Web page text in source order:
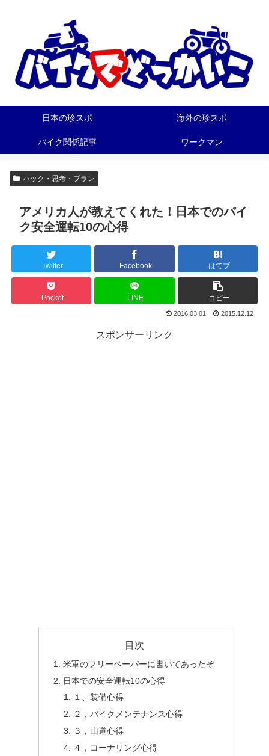
日本の珍スポ 海外の珍スポ
バイク関係記事 ワークマン
ハック・思考・プラン
アメリカ人が教えてくれた！日本でのバイ
ク安全運転10の心得
Twitter Facebook はてブ
Pocket LINE コピー
2016.03.01 2015.12.12
スポンサーリンク
目次
米軍のフリーペーパーに書いてあったぞ
日本での安全運転10の心得
１、装備心得
２，バイクメンテナンス心得
３，山道心得
４，コーナリング心得